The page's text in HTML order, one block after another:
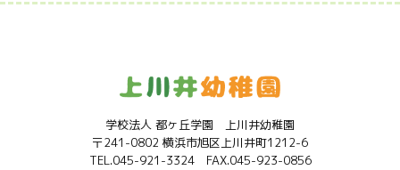
学校法人 都ヶ丘学園 上川井幼稚園
〒241-0802 横浜市旭区上川井町1212-6
TEL.045-921-3324 FAX.045-923-0856